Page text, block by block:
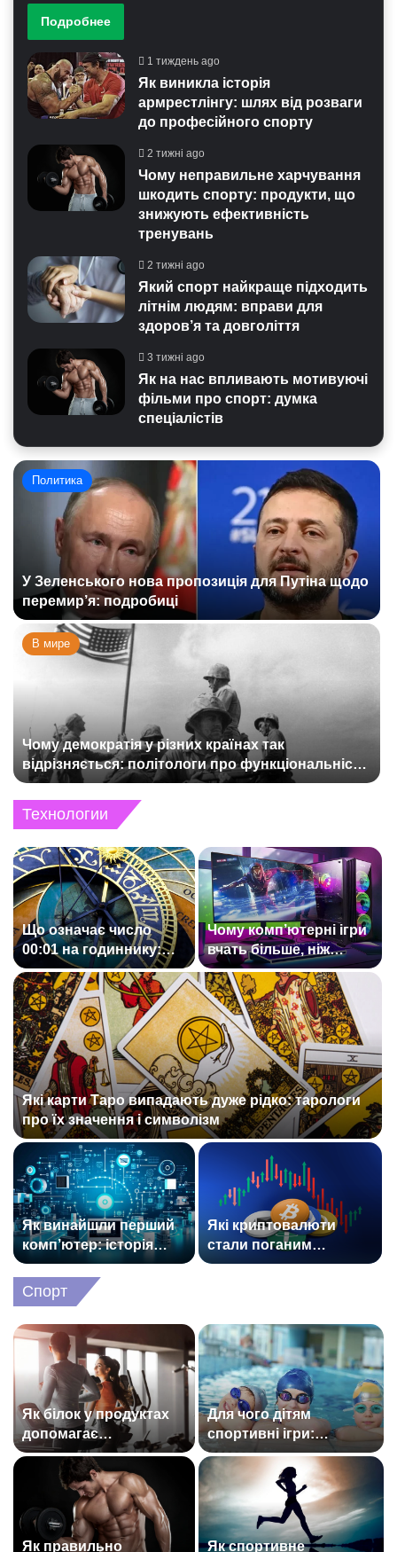
Подробнее
1 тиждень ago
Як виникла історія
армрестлінгу: шлях від розваги
до професійного спорту
2 тижні ago
Чому неправильне харчування
шкодить спорту: продукти, що
знижують ефективність
тренувань
2 тижні ago
Який спорт найкраще підходить
літнім людям: вправи для
здоров’я та довголіття
3 тижні ago
Як на нас впливають мотивуючі
фільми про спорт: думка
спеціалістів
Политика
У Зеленського нова пропозиція для Путіна щодо
перемир’я: подробиці
В мире
Чому демократія у різних країнах так
відрізняється: політологи про функціональність
держави
Технологии
Які карти Таро випадають дуже рідко: тарологи
про їх значення і символізм
Що означає число
00:01 на годиннику:
експертна думка
езотериків
Чому комп’ютерні ігри
вчать більше, ніж
здається: розвиток
мислення та навичок
Як винайшли перший
комп’ютер: історія
технології та її вплив
на світ
Які криптовалюти
стали поганим
прикладом: історії
Спорт
Як білок у продуктах
допомагає
спортсменам: користь
для м’язів та
відновлення
Для чого дітям
спортивні ігри:
розвиток тіла й
мислення через
активність
Як правильно Як спортивне